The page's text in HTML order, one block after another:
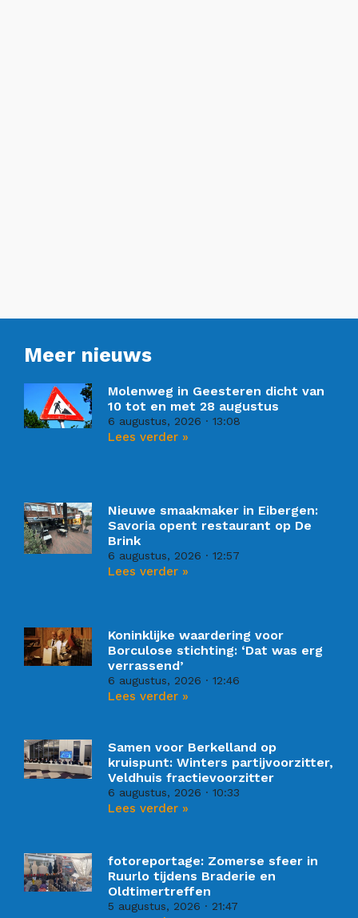
Meer nieuws
Molenweg in Geesteren dicht van
10 tot en met 28 augustus
6 augustus, 2026 13:08
Lees verder »
Nieuwe smaakmaker in Eibergen:
Savoria opent restaurant op De
Brink
6 augustus, 2026 12:57
Lees verder »
Koninklijke waardering voor
Borculose stichting: ‘Dat was erg
verrassend’
6 augustus, 2026 12:46
Lees verder »
Samen voor Berkelland op
kruispunt: Winters partijvoorzitter,
Veldhuis fractievoorzitter
6 augustus, 2026 10:33
Lees verder »
fotoreportage: Zomerse sfeer in
Ruurlo tijdens Braderie en
Oldtimertreffen
5 augustus, 2026 21:47